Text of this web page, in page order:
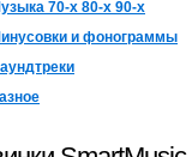
70-х 80-х 90-х
и фонограммы